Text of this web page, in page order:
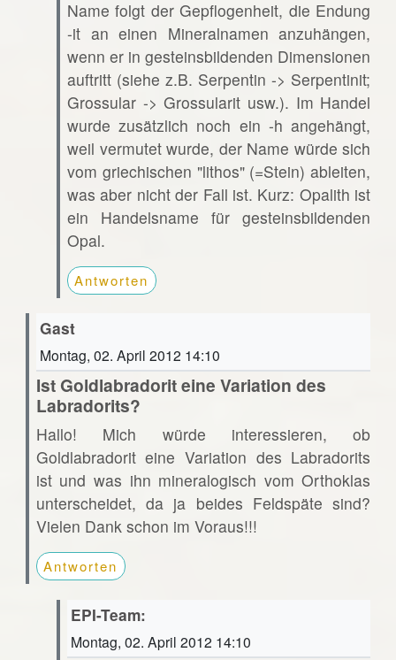
Name folgt der Gepflogenheit, die Endung
-it an einen Mineralnamen anzuhängen,
wenn er in gesteinsbildenden Dimensionen
auftritt (siehe z.B. Serpentin -> Serpentinit;
Grossular -> Grossularit usw.). Im Handel
wurde zusätzlich noch ein -h angehängt,
weil vermutet wurde, der Name würde sich
vom griechischen "lithos" (=Stein) ableiten,
was aber nicht der Fall ist. Kurz: Opalith ist
ein Handelsname für gesteinsbildenden
Opal.
Antworten
Gast
Montag, 02. April 2012 14:10
Ist Goldlabradorit eine Variation des
Labradorits?
Hallo! Mich würde interessieren, ob
Goldlabradorit eine Variation des Labradorits
ist und was ihn mineralogisch vom Orthoklas
unterscheidet, da ja beides Feldspäte sind?
Vielen Dank schon im Voraus!!!
Antworten
EPI-Team:
Montag, 02. April 2012 14:10